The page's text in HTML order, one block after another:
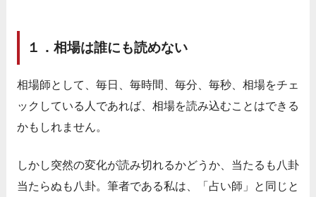
１．相場は誰にも読めない
相場師として、毎日、毎時間、毎分、毎秒、相場をチェ
ックしている人であれば、相場を読み込むことはできる
かもしれません。
しかし突然の変化が読み切れるかどうか、当たるも八卦
当たらぬも八卦。筆者である私は、「占い師」と同じと